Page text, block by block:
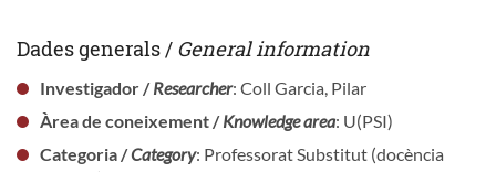
Dades generals / General information
Investigador /Researcher: Coll Garcia, Pilar
Àrea de coneixement /Knowledge area: U(PSI)
Categoria /Category: Professorat Substitut (docència